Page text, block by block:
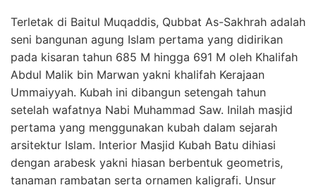
Terletak di Baitul Muqaddis, Qubbat As-Sakhrah adalah
seni bangunan agung Islam pertama yang didirikan
pada kisaran tahun 685 M hingga 691 M oleh Khalifah
Abdul Malik bin Marwan yakni khalifah Kerajaan
Ummaiyyah. Kubah ini dibangun setengah tahun
setelah wafatnya Nabi Muhammad Saw. Inilah masjid
pertama yang menggunakan kubah dalam sejarah
arsitektur Islam. Interior Masjid Kubah Batu dihiasi
dengan arabesk yakni hiasan berbentuk geometris,
tanaman rambatan serta ornamen kaligrafi. Unsur